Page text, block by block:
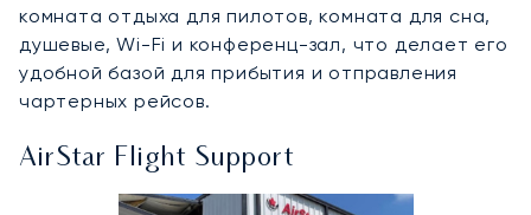
комната отдыха для пилотов, комната для сна,
душевые, Wi-Fi и конференц-зал, что делает его
удобной базой для прибытия и отправления
чартерных рейсов.
AirStar Flight Support